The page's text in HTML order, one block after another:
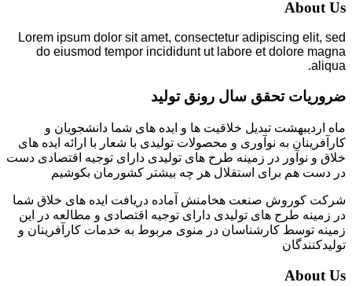
About Us
Lorem ipsum dolor sit amet, consectetur adipiscing elit, sed
do eiusmod tempor incididunt ut labore et dolore magna
aliqua.
ضروریات تحقق سال رونق تولید
ماه اردیبهشت تبدیل خلاقیت ها و ایده های شما دانشجویان و
کارآفرینان به نوآوری و محصولات تولیدی با شعار با ارائه ایده های
خلاق و نوآور در زمینه طرح های تولیدی دارای توجیه اقتصادی دست
در دست هم برای استقلال هر چه بیشتر کشورمان بکوشیم
شرکت کوروش صنعت هخامنش آماده دریافت ایده های خلاق شما
در زمینه طرح های تولیدی دارای توجیه اقتصادی و مطالعه در این
زمینه توسط کارشناسان در منوی مربوط به خدمات کارآفرینان و
تولیدکنندگان
About Us